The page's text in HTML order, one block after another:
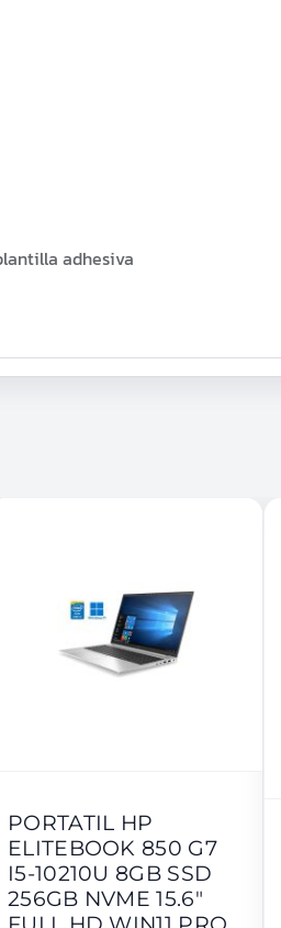
adhesiva
PORTATIL HP
ELITEBOOK 850 G7
I5-10210U 8GB SSD
256GB NVME 15.6"